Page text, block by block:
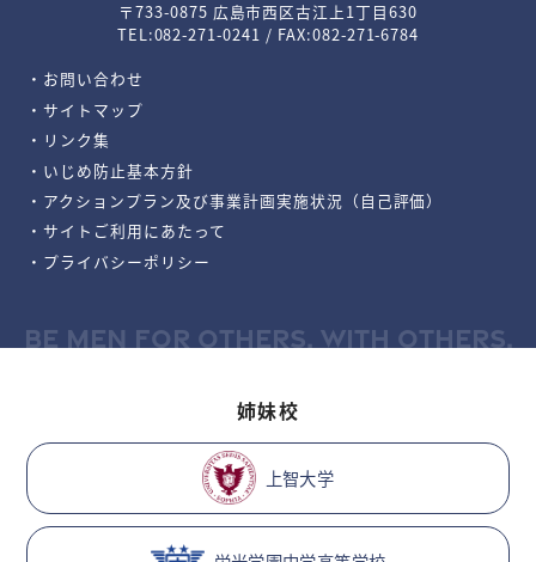
〒733-0875 広島市西区古江上1丁目630
TEL:082-271-0241 / FAX:082-271-6784
・お問い合わせ
・サイトマップ
・リンク集
・いじめ防止基本方針
・アクションプラン及び事業計画実施状況（自己評価）
・サイトご利用にあたって
・プライバシーポリシー
BE MEN FOR OTHERS, WITH OTHERS.
姉妹校
上智大学